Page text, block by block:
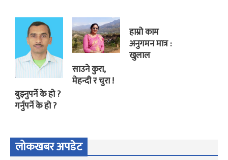
बुझ्नुपर्ने के हो ?
गर्नुपर्ने के हो ?
साउने कुरा,
मेहन्दी र चुरा !
हाम्रो काम
अनुगमन मात्र :
खुलाल
लोकखबर अपडेट